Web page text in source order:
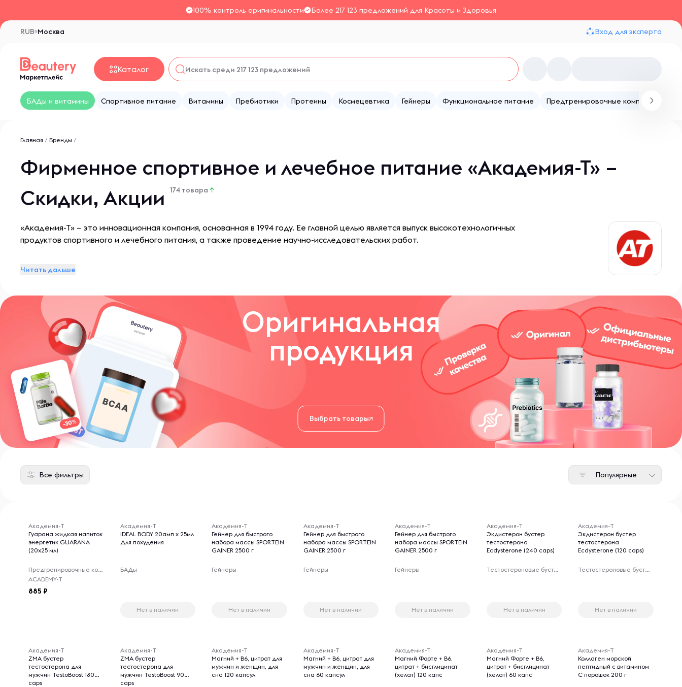
100% контроль оригинальности Более 217 123 предложений для Красоты и Здоровья
Москва
RUB Вход для эксперта
Каталог
БАДы и витамины Спортивное питание Витамины Пребиотики Протеины Космецевтика Гейнеры Функциональное питание Предтренировочные комплексы
Главная / Бренды /
Фирменное спортивное и лечебное питание «Академия-Т» –
Скидки, Акции
174 товара ↑
«Академия-Т» – это инновационная компания, основанная в 1994 году. Ее главной целью является выпуск высокотехнологичных
продуктов спортивного и лечебного питания, а также проведение научно-исследовательских работ.
Читать дальше
Оригинальная
продукция
Выбрать товары
Все фильтры Популярные
Академия-Т
Гуарана жидкая напиток
энергетик GUARANA
(20х25 мл)
Предтренировочные комплексы
ACADEMY-T
885
Академия-Т
IDEAL BODY 20амп х 25мл
Для похудения
БАДы
Нет в наличии
Академия-Т
Гейнер для быстрого
набора массы SPORTEIN
GAINER 2500 г
Гейнеры
Нет в наличии
Академия-Т
Гейнер для быстрого
набора массы SPORTEIN
GAINER 2500 г
Гейнеры
Нет в наличии
Академия-Т
Гейнер для быстрого
набора массы SPORTEIN
GAINER 2500 г
Гейнеры
Нет в наличии
Академия-Т
Экдистерон бустер
тестостерона
Ecdysterone (240 caps)
Тестостероновые бустеры
Нет в наличии
Академия-Т
Экдистерон бустер
тестостерона
Ecdysterone (120 caps)
Тестостероновые бустеры
Нет в наличии
Академия-Т
ZMA бустер
тестостерона для
мужчин TestoBoost 180
caps
Академия-Т
ZMA бустер
тестостерона для
мужчин TestoBoost 90
caps
Академия-Т
Магний + B6, цитрат для
мужчин и женщин, для
сна 120 капсул
Академия-Т
Магний + B6, цитрат для
мужчин и женщин, для
сна 60 капсул
Академия-Т
Магний Форте + B6,
цитрат + бисглицинат
(хелат) 120 капс
Академия-Т
Магний Форте + B6,
цитрат + бисглицинат
(хелат) 60 капс
Академия-Т
Коллаген морской
пептидный с витамином
С порошок 200 г